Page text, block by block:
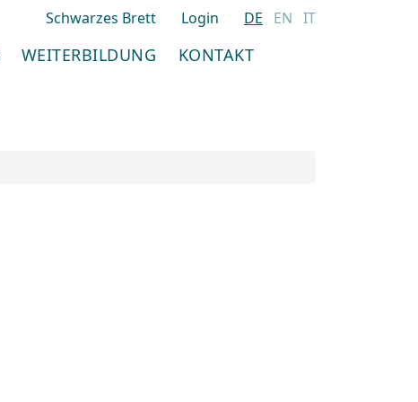
Schwarzes Brett Login DE EN IT
WEITERBILDUNG
KONTAKT